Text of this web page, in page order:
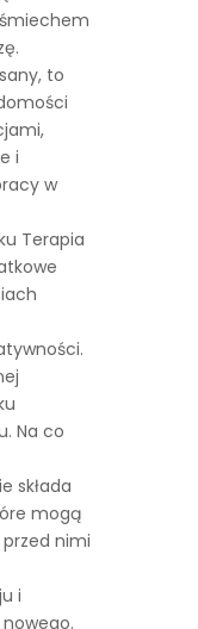
to
i
w
Terapia
Na co
składa
mogą
nimi
i